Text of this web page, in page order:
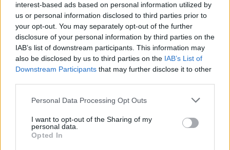
interest-based ads based on personal information utilized by
us or personal information disclosed to third parties prior to
your opt-out. You may separately opt-out of the further
disclosure of your personal information by third parties on the
IAB’s list of downstream participants. This information may
also be disclosed by us to third parties on the IAB’s List of
Downstream Participants that may further disclose it to other
Personal Data Processing Opt Outs
I want to opt-out of the Sharing of my
personal data.
Opted In
Η Toyota φέρνει νέα γενιά
μπαταριών για τα υβριδικά της
Σε κινεζική… πολιορκία η
αυτοκινητοβιομηχανία
Νέο Audi A2 e-tron με στόχο την κορυφή της αποδοτικότητας
και προχωράμε»
74-65 τη Δανία και παίζει
ημιτελικό με τη Νορβηγία